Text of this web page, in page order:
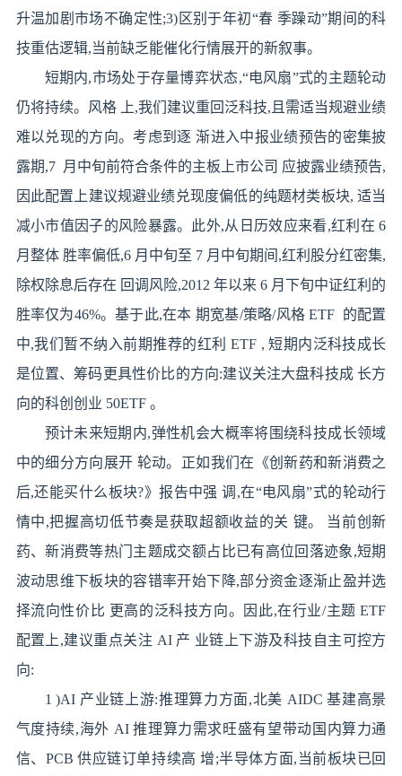
升温加剧市场不确定性;3)区别于年初“春 季躁动”期间的科
技重估逻辑,当前缺乏能催化行情展开的新叙事。
短期内,市场处于存量博弈状态,“电风扇”式的主题轮动
仍将持续。风格 上,我们建议重回泛科技,且需适当规避业绩
难以兑现的方向。考虑到逐 渐进入中报业绩预告的密集披
露期,7 月中旬前符合条件的主板上市公司 应披露业绩预告,
因此配置上建议规避业绩兑现度偏低的纯题材类板块, 适当
减小市值因子的风险暴露。此外,从日历效应来看,红利在 6
月整体 胜率偏低,6 月中旬至 7 月中旬期间,红利股分红密集,
除权除息后存在 回调风险,2012 年以来 6 月下旬中证红利的
胜率仅为46%。基于此,在本 期宽基/策略/风格 ETF 的配置
中,我们暂不纳入前期推荐的红利 ETF , 短期内泛科技成长
是位置、筹码更具性价比的方向:建议关注大盘科技成 长方
向的科创创业 50ETF 。
预计未来短期内,弹性机会大概率将围绕科技成长领域
中的细分方向展开 轮动。正如我们在《创新药和新消费之
后,还能买什么板块?》报告中强 调,在“电风扇”式的轮动行
情中,把握高切低节奏是获取超额收益的关 键。 当前创新
药、新消费等热门主题成交额占比已有高位回落迹象,短期
波动思维下板块的容错率开始下降,部分资金逐渐止盈并选
择流向性价比 更高的泛科技方向。因此,在行业/主题 ETF
配置上,建议重点关注 AI 产 业链上下游及科技自主可控方
向:
1 )AI 产业链上游:推理算力方面,北美 AIDC 基建高景
气度持续,海外 AI 推理算力需求旺盛有望带动国内算力通
信、PCB 供应链订单持续高 增;半导体方面,当前板块已回